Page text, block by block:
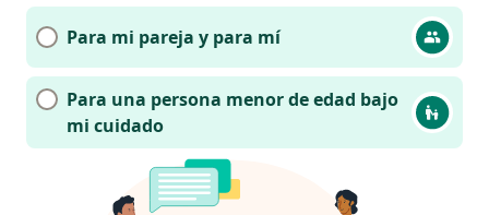
Para mi pareja y para mí
Para una persona menor de edad bajo
mi cuidado